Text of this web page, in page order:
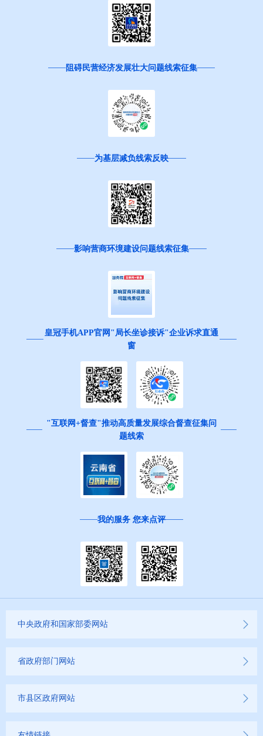
阻碍民营经济发展壮大问题线索征集
为基层减负线索反映
影响营商环境建设问题线索征集
皇冠手机APP官网"局长坐诊接诉"企业诉求直通
窗
"互联网+督查"推动高质量发展综合督查征集问
题线索
我的服务 您来点评
中央政府和国家部委网站
省政府部门网站
市县区政府网站